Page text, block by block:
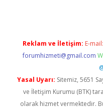
Reklam ve İletişim: E-mail:
forumhizmeti@gmail.com
Yasal Uyarı: Sitemiz, 5651
ve İletişim Kurumu (BTK)
olarak hizmet vermektedir.